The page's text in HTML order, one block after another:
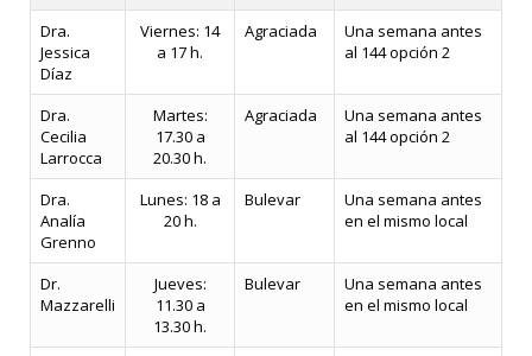
Dra.
Jessica
Díaz
Viernes: 14
a 17 h.
Agraciada
Una semana antes
al 144 opción 2
Dra.
Cecilia
Larrocca
Martes:
17.30 a
20.30 h.
Agraciada
Una semana antes
al 144 opción 2
Dra.
Analía
Grenno
Lunes: 18 a
20 h.
Bulevar
Una semana antes
en el mismo local
Dr.
Mazzarelli
Jueves:
11.30 a
13.30 h.
Bulevar
Una semana antes
en el mismo local